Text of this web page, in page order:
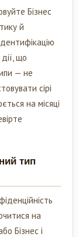
Бізнес
й
що
— не
сірі
на місяці
тип
на
Бізнес і